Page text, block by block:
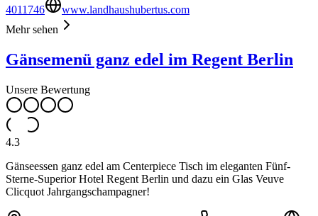
4011746
www.landhaushubertus.com
Mehr sehen
Gänsemenü ganz edel im Regent Berlin
Unsere Bewertung
4.3
Gänseessen ganz edel am Centerpiece Tisch im eleganten Fünf-
Sterne-Superior Hotel Regent Berlin und dazu ein Glas Veuve
Clicquot Jahrgangschampagner!